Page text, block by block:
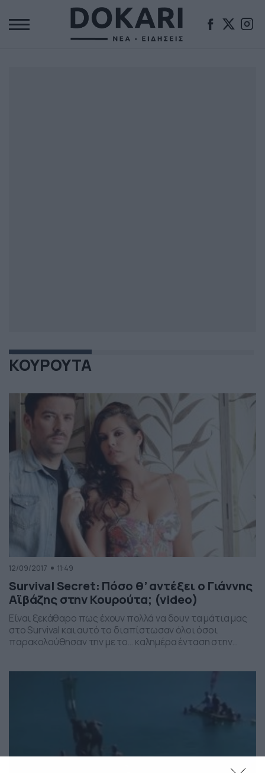
ΚΟΥΡΟΥΤΑ
12/09/2017 11:49
Survival Secret: Πόσο θ’ αντέξει ο Γιάννης
Αϊβάζης στην Κουρούτα; (video)
Είναι ξεκάθαρο πως έχουν πολλά να δουν τα μάτια μας
στο Survival και αυτό το διαπίστωσαν όλοι όσοι
παρακολούθησαν την με το… καλημέρα ένταση στην